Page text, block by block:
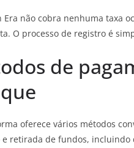
Era não cobra nenhuma taxa
O processo de registro é
de
oferece vários métodos
retirada de fundos, incluindo